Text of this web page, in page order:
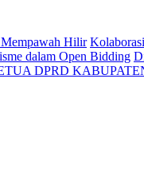
Hilir
dalam Open Bidding
DPRD